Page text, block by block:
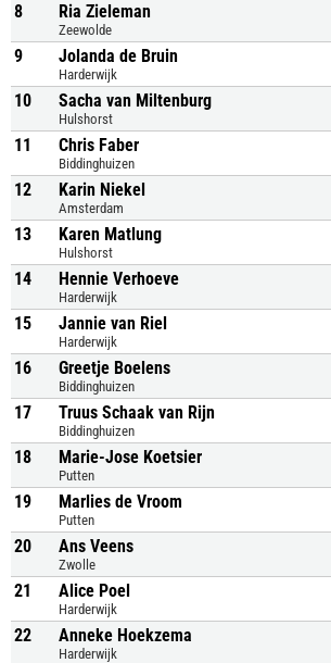
8 Ria Zieleman
Zeewolde
9 Jolanda de Bruin
Harderwijk
10 Sacha van Miltenburg
Hulshorst
11 Chris Faber
Biddinghuizen
12 Karin Niekel
Amsterdam
13 Karen Matlung
Hulshorst
14 Hennie Verhoeve
Harderwijk
15 Jannie van Riel
Harderwijk
16 Greetje Boelens
Biddinghuizen
17 Truus Schaak van Rijn
Biddinghuizen
18 Marie-Jose Koetsier
Putten
19 Marlies de Vroom
Putten
20 Ans Veens
Zwolle
21 Alice Poel
Harderwijk
22 Anneke Hoekzema
Harderwijk